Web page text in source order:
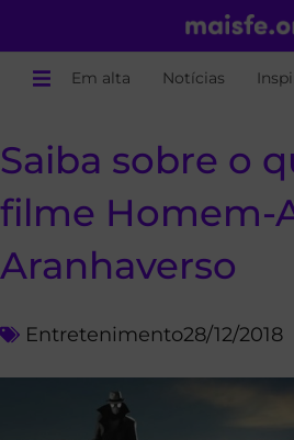
Em alta Notícias
Saiba sobre o
filme Homem-
Aranhaverso
Entretenimento28/12/2018